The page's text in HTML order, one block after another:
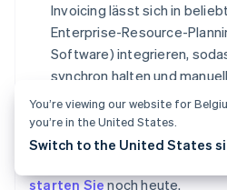
Invoicing lässt sich in
Enterprise-Resource-
Software) integrieren,
synchron halten und
reduzieren können.
Erfahren Sie mehrdarüber,
starten Sienoch heute.
You’re viewing our website for
you’re in the United States.
Switch to the United States